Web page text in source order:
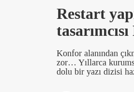
Restart
Konfor alanından
zor… Yıllarca
dolu bir yazı dizisi